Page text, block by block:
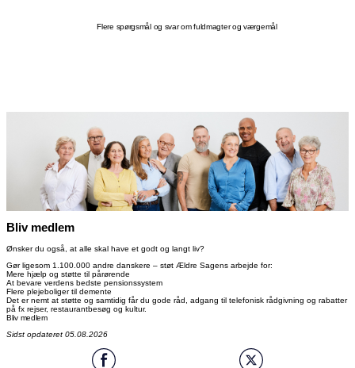
Flere spørgsmål og svar om fuldmagter og værgemål
Bliv medlem
Ønsker du også, at alle skal have et godt og langt liv?
Gør ligesom 1.100.000 andre danskere – støt Ældre Sagens arbejde for:
Mere hjælp og støtte til pårørende
At bevare verdens bedste pensionssystem
Flere plejeboliger til demente
Det er nemt at støtte og samtidig får du gode råd, adgang til telefonisk rådgivning og rabatter
på fx rejser, restaurantbesøg og kultur.
Bliv medlem
Sidst opdateret 05.08.2026